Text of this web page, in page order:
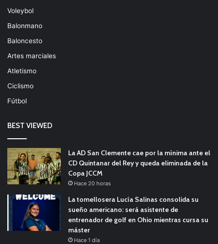
Voleybol
Balonmano
Baloncesto
Artes marciales
Atletismo
Ciclismo
Fútbol
BEST VIEWED
La AD San Clemente cae por la mínima ante el
CD Quintanar del Rey y queda eliminada de la
Copa JCCM
Hace 20 horas
La tomellosera Lucía Salinas consolida su
sueño americano: será asistente de
entrenador de golf en Ohio mientras cursa su
máster
Hace 1 día